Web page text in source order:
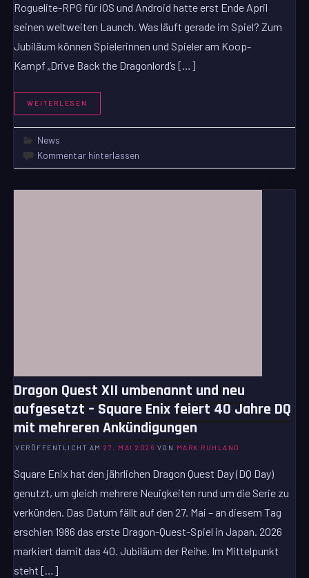
Roguelite-RPG für iOS und Android hatte erst Ende April
seinen weltweiten Launch. Was läuft gerade im Spiel? Zum
Jubiläum können Spielerinnen und Spieler am Koop-
Kampf „Drive Back the Dragonlord’s […]
WEITERLESEN
News
Kommentar hinterlassen
Dragon Quest XII umbenannt und neu
aufgesetzt – Square Enix feiert 40 Jahre DQ
mit mehreren Ankündigungen
VERÖFFENTLICHT AM27. MAI 2026 VON MARK RUHLAND
Square Enix hat den jährlichen Dragon Quest Day (DQ Day)
genutzt, um gleich mehrere Neuigkeiten rund um die Serie zu
verkünden. Das Datum fällt auf den 27. Mai – an diesem Tag
erschien 1986 das erste Dragon-Quest-Spiel in Japan. 2026
markiert damit das 40. Jubiläum der Reihe. Im Mittelpunkt
steht […]